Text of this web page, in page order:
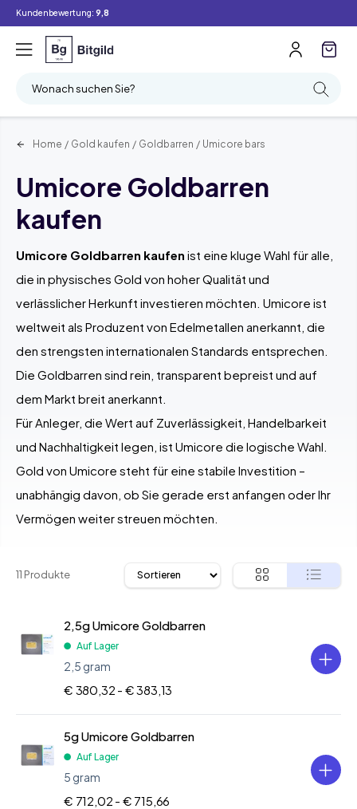
Kundenbewertung: 9,8
Wonach suchen Sie?
Filter
Home / Gold kaufen / Goldbarren / Umicore bars
Umicore Goldbarren
kaufen
Umicore Goldbarren kaufen ist eine kluge Wahl für alle,
die in physisches Gold von hoher Qualität und
verlässlicher Herkunft investieren möchten. Umicore ist
weltweit als Produzent von Edelmetallen anerkannt, die
den strengsten internationalen Standards entsprechen.
Die Goldbarren sind rein, transparent bepreist und auf
dem Markt breit anerkannt.
Für Anleger, die Wert auf Zuverlässigkeit, Handelbarkeit
und Nachhaltigkeit legen, ist Umicore die logische Wahl.
Gold von Umicore steht für eine stabile Investition –
unabhängig davon, ob Sie gerade erst anfangen oder Ihr
Vermögen weiter streuen möchten.
11 Produkte
2,5g Umicore Goldbarren
Auf Lager
2,5 gram
€ 380,32 - € 383,13
5g Umicore Goldbarren
Auf Lager
5 gram
€ 712,02 - € 715,66